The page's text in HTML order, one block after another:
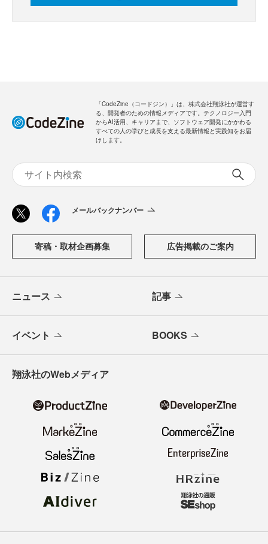
「CodeZine（コードジン）」は、株式会社翔泳社が運営す
る、開発者のための情報メディアです。テクノロジー入門
からAI活用、キャリアまで、ソフトウェア開発にかかわる
すべての人の学びと成長を支える最新情報と実践知をお届
けします。
メールバックナンバー
寄稿・取材企画募集 広告掲載のご案内
ニュース 記事
イベント BOOKS
翔泳社のWebメディア